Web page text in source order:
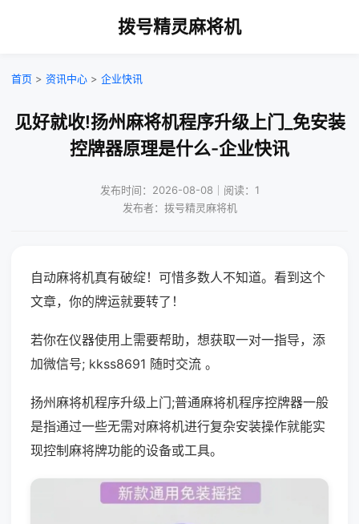
拨号精灵麻将机
首页 > 资讯中心 > 企业快讯
见好就收!扬州麻将机程序升级上门_免安装
控牌器原理是什么-企业快讯
发布时间：2026-08-08｜阅读：1
发布者：拨号精灵麻将机
自动麻将机真有破绽！可惜多数人不知道。看到这个
文章，你的牌运就要转了！
若你在仪器使用上需要帮助，想获取一对一指导，添
加微信号; kkss8691 随时交流 。
扬州麻将机程序升级上门;普通麻将机程序控牌器一般
是指通过一些无需对麻将机进行复杂安装操作就能实
现控制麻将牌功能的设备或工具。